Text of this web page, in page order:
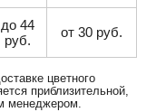
до 44
руб.
от 30 руб.
цветного
приблизительной,
менеджером.